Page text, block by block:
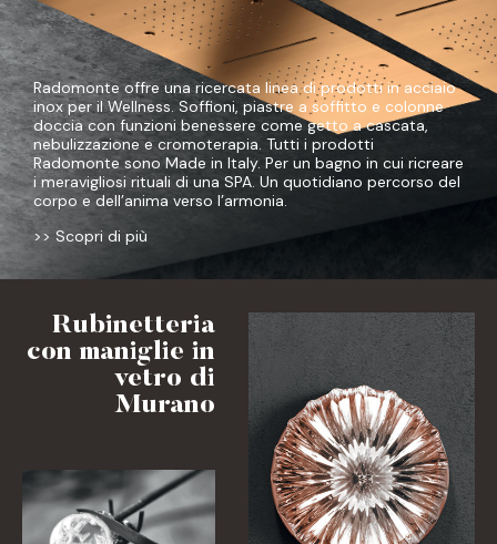
Radomonte offre una ricercata linea di prodotti in acciaio
inox per il Wellness. Soffioni, piastre a soffitto e colonne
doccia con funzioni benessere come getto a cascata,
nebulizzazione e cromoterapia. Tutti i prodotti
Radomonte sono Made in Italy. Per un bagno in cui ricreare
i meravigliosi rituali di una SPA. Un quotidiano percorso del
corpo e dell’anima verso l’armonia.
>> Scopri di più
Rubinetteria
con maniglie in
vetro di
Murano